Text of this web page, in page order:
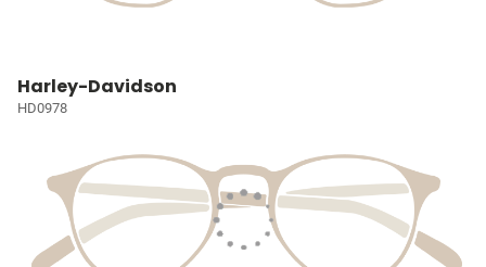
Harley-Davidson
HD0978